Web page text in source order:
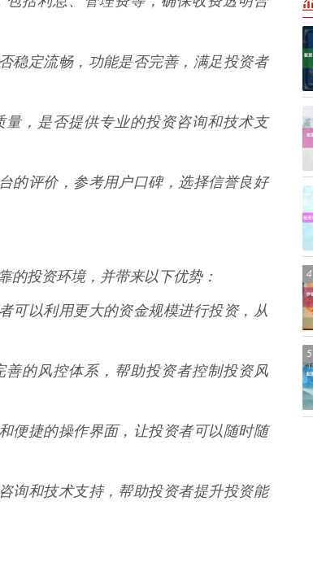
稳定流畅，功能是否完善，满足投资者
，是否提供专业的投资咨询和技术支
的评价，参考用户口碑，选择信誉良好
的投资环境，并带来以下优势：
可以利用更大的资金规模进行投资，从
的风控体系，帮助投资者控制投资风
便捷的操作界面，让投资者可以随时随
询和技术支持，帮助投资者提升投资能
4
5